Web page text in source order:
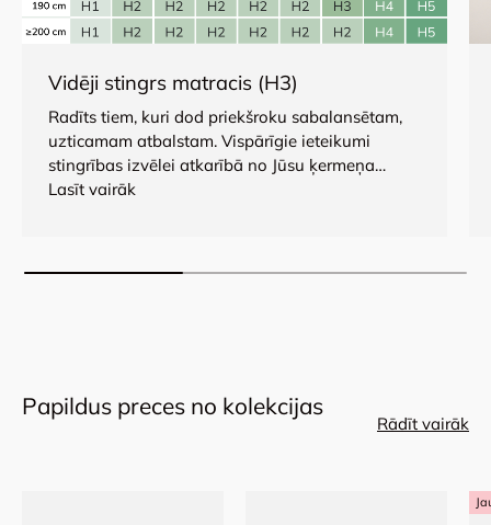
Vidēji stingrs matracis (H3)
Radīts tiem, kuri dod priekšroku sabalansētam,
uzticamam atbalstam. Vispārīgie ieteikumi
stingrības izvēlei atkarībā no Jūsu ķermeņa
uzbūves ir sniegti zemāk redzamajā tabulā.
Lasīt vairāk
Papildus preces no kolekcijas
Rādīt vairāk